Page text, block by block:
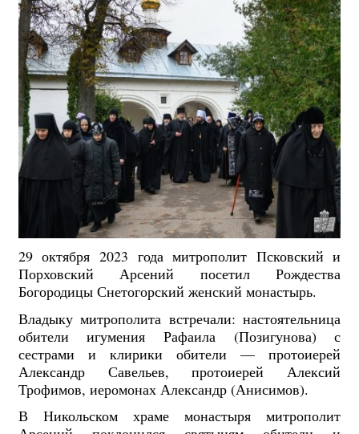
29 октября 2023 года митрополит Псковский и
Порховский Арсений посетил Рождества
Богородицы Снетогорский женский монастырь.
Владыку митрополита встречали: настоятельница
обители игумения Рафаила (Позигунова) с
сестрами и клирики обители — протоиерей
Александр Савельев, протоиерей Алексий
Трофимов, иеромонах Александр (Анисимов).
В Никольском храме монастыря митрополит